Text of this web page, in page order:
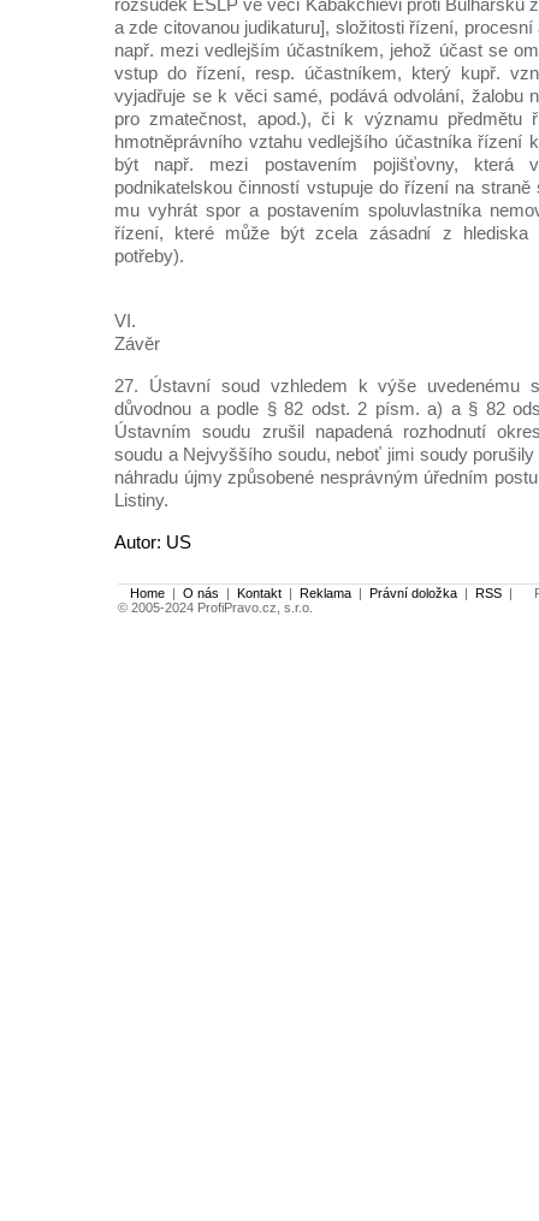
rozsudek ESLP ve věci Kabakchievi proti Bulharsku
a zde citovanou judikaturu], složitosti řízení,
např. mezi vedlejším účastníkem, jehož účast se
vstup do řízení, resp. účastníkem, který kupř.
vyjadřuje se k věci samé, podává odvolání, žalobu
pro zmatečnost, apod.), či k významu předmětu
hmotněprávního vztahu vedlejšího účastníka řízení
být např. mezi postavením pojišťovny, která
podnikatelskou činností vstupuje do řízení na straně
mu vyhrát spor a postavením spoluvlastníka
řízení, které může být zcela zásadní z hlediska
potřeby).
VI.
Závěr
27. Ústavní soud vzhledem k výše uvedenému
důvodnou a podle § 82 odst. 2 písm. a) a § 82
Ústavním soudu zrušil napadená rozhodnutí
soudu a Nejvyššího soudu, neboť jimi soudy
náhradu újmy způsobené nesprávným úředním
Listiny.
Autor: US
Home | O nás | Kontakt | Reklama | Právní doložka | RSS |
© 2005-2024 ProfiPravo.cz, s.r.o.